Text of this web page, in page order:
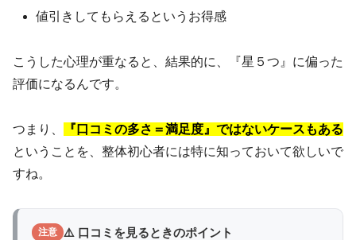
値引きしてもらえるというお得感
こうした心理が重なると、結果的に、『星５つ』に偏った
評価になるんです。
つまり、
『口コミの多さ＝満足度』ではないケースもある
ということを、整体初心者には特に知っておいて欲しいで
すね。
注意 ⚠️ 口コミを見るときのポイント